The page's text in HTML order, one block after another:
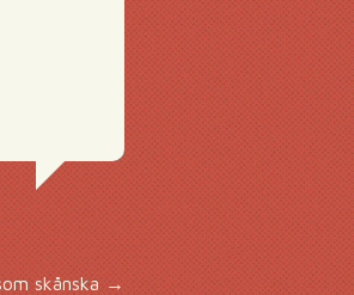
skånska →